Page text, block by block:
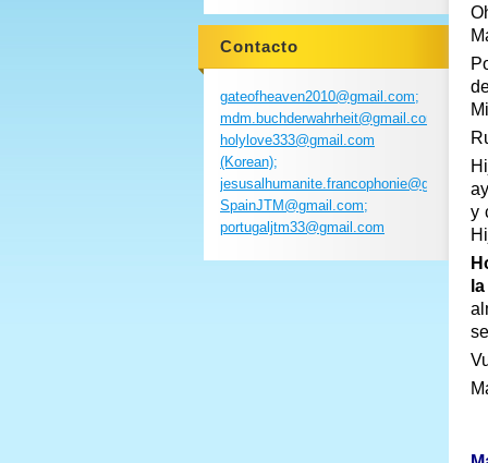
y
Contacto
gateofheaven2010@gmail.com;
mdm.buchderwahrheit@gmail.com;
holylove333@gmail.com
(Korean);
SpainJTM@gmail.com;
portugaljtm33@gmail.com